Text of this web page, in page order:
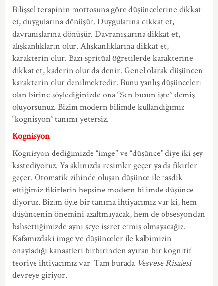
Bilişsel terapinin mottosuna göre düşüncelerine dikkat
et, duygularına dönüşür. Duygularına dikkat et,
davranışlarına dönüşür. Davranışlarına dikkat et,
alışkanlıkların olur. Alışkanlıklarına dikkat et,
karakterin olur. Bazı spritüal öğretilerde karakterine
dikkat et, kaderin olur da denir. Genel olarak düşüncen
karakterin olur denilmektedir. Bunu yanlış düşünceleri
olan birine söylediğinizde ona “Sen busun işte” demiş
oluyorsunuz. Bizim modern bilimde kullandığımız
“kognisyon” tanımı yetersiz.
Kognisyon
Kognisyon dediğimizde “imge” ve “düşünce” diye iki şey
kastediyoruz. Ya aklınızda resimler geçer ya da fikirler
geçer. Otomatik zihinde oluşan düşünce ile tasdik
ettiğimiz fikirlerin hepsine modern bilimde düşünce
diyoruz. Bizim öyle bir tanıma ihtiyacımız var ki, hem
düşüncenin önemini azaltmayacak, hem de obsesyondan
bahsettiğimizde aynı şeye işaret etmiş olmayacağız.
Kafamızdaki imge ve düşünceler ile kalbimizin
onayladığı kanaatleri birbirinden ayıran bir kognitif
teoriye ihtiyacımız var. Tam burada Vesvese Risalesi
devreye giriyor.